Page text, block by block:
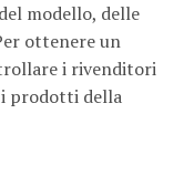
modello, delle
ottenere un
i rivenditori
i prodotti della